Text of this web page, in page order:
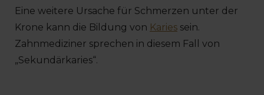
Eine weitere Ursache für Schmerzen unter der
Krone kann die Bildung von Karies sein.
Zahnmediziner sprechen in diesem Fall von
„Sekundärkaries“.